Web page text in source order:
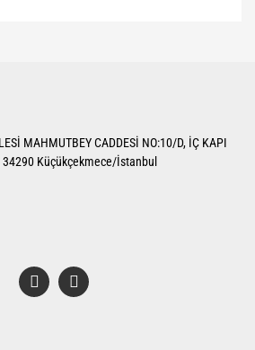
eksik bilgiler bulunuyor.
alternatifler olmalı.
MAHMUTBEY CADDESİ NO:10/D, İÇ KAPI
34290 Küçükçekmece/İstanbul